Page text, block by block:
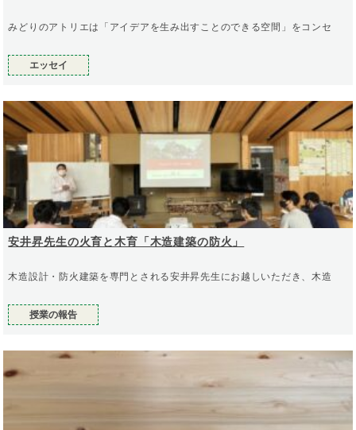
みどりのアトリエは「アイデアを生み出すことのできる空間」をコンセ
エッセイ
安井昇先生の火育と木育「木造建築の防火」
木造設計・防火建築を専門とされる安井昇先生にお越しいただき、木造
授業の報告